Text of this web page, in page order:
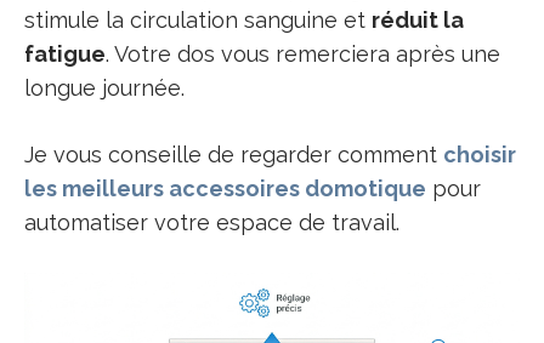
stimule la circulation sanguine et réduit la
fatigue. Votre dos vous remerciera après une
longue journée.
Je vous conseille de regarder comment choisir
les meilleurs accessoires domotique pour
automatiser votre espace de travail.